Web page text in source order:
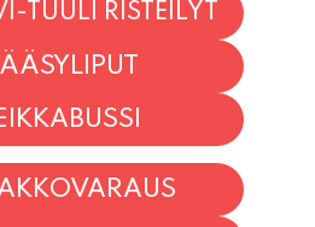
TUULI RISTEILYT